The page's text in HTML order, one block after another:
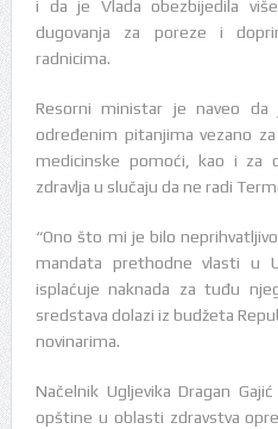
i da je Vlada obezbijedila
dugovanja za poreze i
radnicima.
Resorni ministar je naveo
određenim pitanjima vezano
medicinske pomoći, kao i za
zdravlja u slučaju da ne radi
“Ono što mi je bilo
mandata prethodne vlasti u
isplaćuje naknada za tuđu
sredstava dolazi iz budžeta
novinarima.
Načelnik Ugljevika Dragan
opštine u oblasti zdravstva